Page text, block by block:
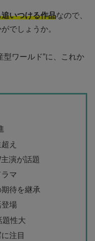
いつける作品なので、
でしょうか。
型ワールド”に、これか
え
演が話題
マ
待を継承
場
題性大
注目